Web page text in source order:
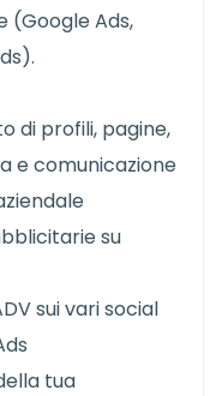
(Google Ads,
di profili, pagine,
e comunicazione
su
sui vari social
tua